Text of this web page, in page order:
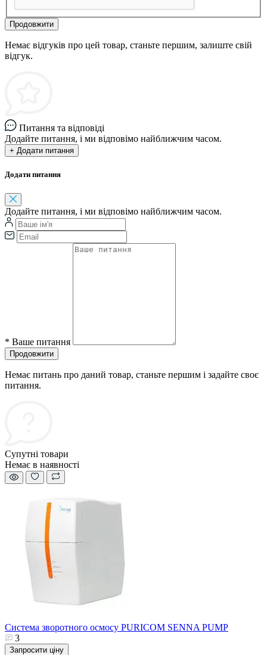
Продовжити
Немає відгуків про цей товар, станьте першим, залиште свій
відгук.
Питання та відповіді
Додайте питання, і ми відповімо найближчим часом.
+ Додати питання
Додати питання
Додайте питання, і ми відповімо найближчим часом.
* Ваше питання
Продовжити
Немає питань про даний товар, станьте першим і задайте своє
питання.
Супутні товари
Немає в наявності
Система зворотного осмосу PURICOM SENNA PUMP
3
Запросити ціну